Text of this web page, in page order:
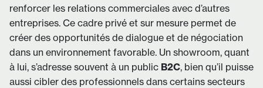
renforcer les relations commerciales avec d’autres
entreprises. Ce cadre privé et sur mesure permet de
créer des opportunités de dialogue et de négociation
dans un environnement favorable. Un showroom, quant
à lui, s’adresse souvent à un public B2C, bien qu’il puisse
aussi cibler des professionnels dans certains secteurs